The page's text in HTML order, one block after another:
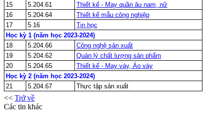
15
5.204.61
Thiết kế - May quần âu nam, nữ
16
5.204.64
Thiết kế mẫu công nghiệp
17
5.16
Tin học
Học kỳ 1 (năm học 2023-2024)
18
5.204.66
Công nghệ sản xuất
19
5.204.62
Quản lý chất lượng sản phẩm
20
5.204.65
Thiết kế - May váy, Áo váy
Học kỳ 2 (năm học 2023-2024)
21
5.204.67 Thực tập sản xuất
<< Trở về
Các tin khác